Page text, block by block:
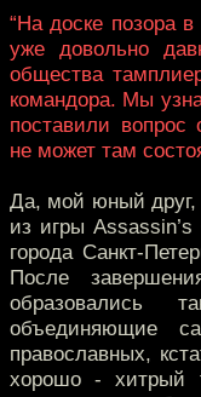
“На доске позора
уже довольно
общества
командора. Мы
поставили вопрос
не может там
Да, мой юный друг,
из игры
города Санкт-
После
образовались
объединяющие
православных,
хорошо - хитрый